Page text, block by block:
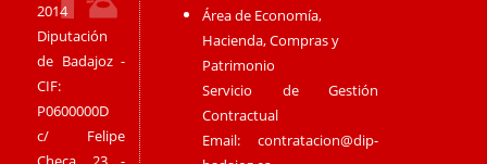
2014
Diputación
de Badajoz -
CIF:
P0600000D
c/ Felipe
Área de Economía,
Hacienda, Compras y
Patrimonio
Servicio de Gestión
Contractual
Email:contratacion@dip-